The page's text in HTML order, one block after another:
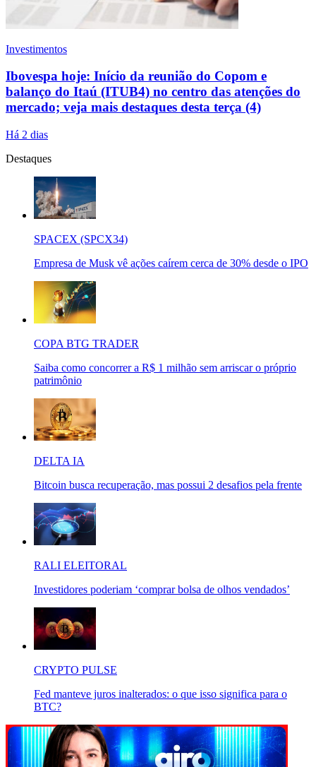
Investimentos
Ibovespa hoje: Início da reunião do Copom e
balanço do Itaú (ITUB4) no centro das atenções do
mercado; veja mais destaques desta terça (4)
Há 2 dias
Destaques
SPACEX (SPCX34)
Empresa de Musk vê ações caírem cerca de 30% desde o IPO
COPA BTG TRADER
Saiba como concorrer a R$ 1 milhão sem arriscar o próprio
patrimônio
DELTA IA
Bitcoin busca recuperação, mas possui 2 desafios pela frente
RALI ELEITORAL
Investidores poderiam ‘comprar bolsa de olhos vendados’
CRYPTO PULSE
Fed manteve juros inalterados: o que isso significa para o
BTC?